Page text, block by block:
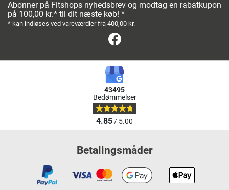
Abonner på Fitshops nyhedsbrev og modtag en rabatkupon
på 100,00 kr.* til dit næste køb! *
* kan indløses ved vareværdier fra 400,00 kr.
43495
Bedømmelser
4.85/ 5.00
Betalingsmåder